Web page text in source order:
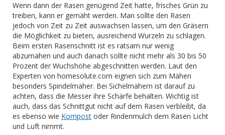
Wenn dann der Rasen genügend Zeit hatte, frisches Grün zu
treiben, kann er gemäht werden. Man sollte den Rasen
jedoch von Zeit zu Zeit auswachsen lassen, um den Gräsern
die Möglichkeit zu bieten, ausreichend Wurzeln zu schlagen.
Beim ersten Rasenschnitt ist es ratsam nur wenig
abzumähen und auch danach sollte nicht mehr als 30 bis 50
Prozent der Wuchshöhe abgeschnitten werden. Laut den
Experten von homesolute.com eignen sich zum Mähen
besonders Spindelmäher. Bei Sichelmähern ist darauf zu
achten, dass die Messer ihre Schärfe behalten. Wichtig ist
auch, dass das Schnittgut nicht auf dem Rasen verbleibt, da
es ebenso wie Kompost oder Rindenmulch dem Rasen Licht
und Luft nimmt.